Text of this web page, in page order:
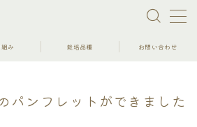
組み 栽培品種 お問い合わせ
パンフレットができました